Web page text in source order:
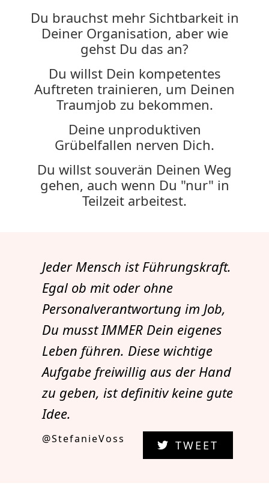
Du brauchst mehr Sichtbarkeit in
Deiner Organisation, aber wie
gehst Du das an?
Du willst Dein kompetentes
Auftreten trainieren, um Deinen
Traumjob zu bekommen.
Deine unproduktiven
Grübelfallen nerven Dich.
Du willst souverän Deinen Weg
gehen, auch wenn Du "nur" in
Teilzeit arbeitest.
Jeder Mensch ist Führungskraft.
Egal ob mit oder ohne
Personalverantwortung im Job,
Du musst IMMER Dein eigenes
Leben führen. Diese wichtige
Aufgabe freiwillig aus der Hand
zu geben, ist definitiv keine gute
Idee.
@StefanieVoss TWEET